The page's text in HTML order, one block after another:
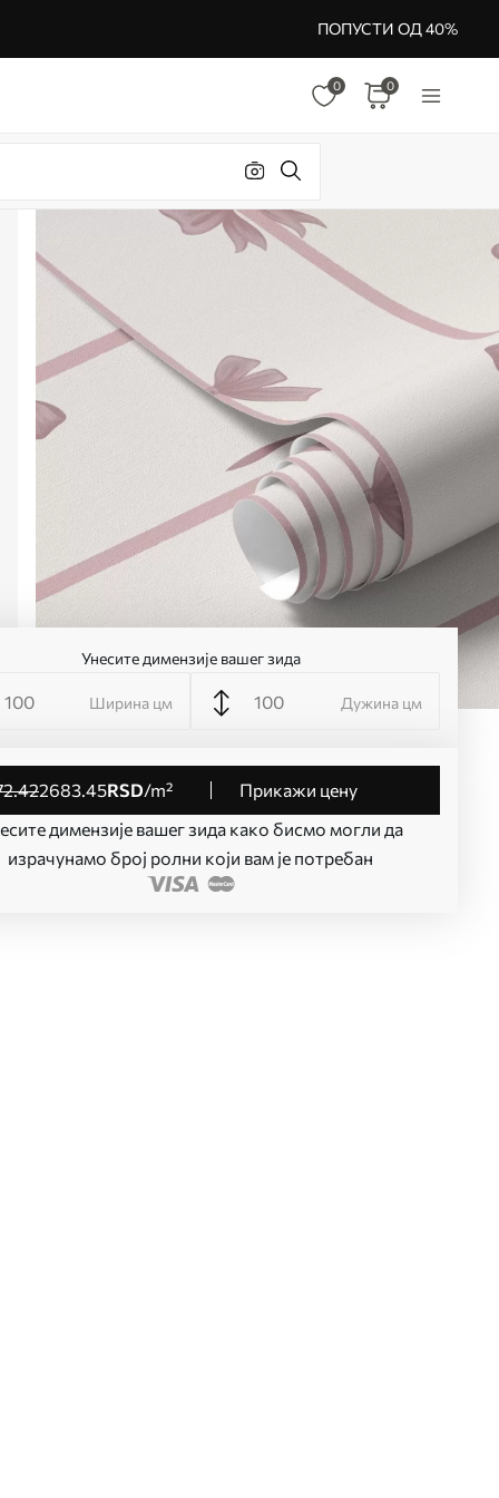
ПОПУСТИ ОД 40%
0 0
Унесите димензије вашег зида
Ширина цм Дужина цм
.422683.45RSD/m²
Прикажи цену
димензије вашег зида како бисмо могли да
израчунамо број ролни који вам је потребан